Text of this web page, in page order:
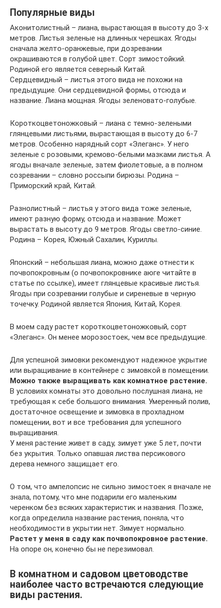
Популярные виды
Аконитолистный – лиана, вырастающая в высоту до 3-х
метров. Листья зеленые на длинных черешках. Ягоды
сначала желто-оранжевые, при дозревании
окрашиваются в голубой цвет. Сорт зимостойкий.
Родиной его является северный Китай.
Сердцевидный – листья этого вида не похожи на
предыдущие. Они сердцевидной формы, отсюда и
название. Лиана мощная. Ягоды зеленовато-голубые.
Короткоцветоножковый – лиана с темно-зелеными
глянцевыми листьями, вырастающая в высоту до 6-7
метров. Особенно нарядный сорт «Элеганс». У него
зеленые с розовыми, кремово-белыми мазками листья. А
ягоды вначале зеленые, затем фиолетовые, а в полном
созревании – словно россыпи бирюзы. Родина –
Приморский край, Китай.
Разнолистный – листья у этого вида тоже зеленые,
имеют разную форму, отсюда и название. Может
вырастать в высоту до 9 метров. Ягоды светло-синие.
Родина – Корея, Южный Сахалин, Куриллы.
Японский – небольшая лиана, можно даже отнести к
почвопокровным (о почвопокровнике аюге читайте в
статье по ссылке), имеет глянцевые красивые листья.
Ягоды при созревании голубые и сиреневые в черную
точечку. Родиной является Япония, Китай, Корея.
В моем саду растет короткоцветоножковый, сорт
«Элеганс». Он менее морозостоек, чем все предыдущие.
Для успешной зимовки рекомендуют надежное укрытие
или выращивание в контейнере с зимовкой в помещении.
Можно также выращивать как комнатное растение.
В условиях комнаты это довольно послушная лиана, не
требующая к себе большого внимания. Умеренный полив,
достаточное освещение и зимовка в прохладном
помещении, вот и все требования для успешного
выращивания.
У меня растение живет в саду, зимует уже 5 лет, почти
без укрытия. Только опавшая листва персикового
дерева немного защищает его.
О том, что ампелопсис не сильно зимостоек я вначале не
знала, потому, что мне подарили его маленьким
черенком без всяких характеристик и названия. Позже,
когда определила название растения, поняла, что
необходимости в укрытии нет. Зимует нормально.
Растет у меня в саду как почвопокровное растение.
На опоре он, конечно бы не перезимовал.
В комнатном и садовом цветоводстве
наиболее часто встречаются следующие
виды растения.